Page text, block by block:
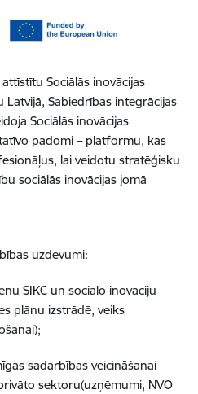
Sociālās inovācijas
Sabiedrības integrācijas
Sociālās inovācijas
padomi – platformu, kas
lai veidotu stratēģisku
sociālās inovācijas jomā
uzdevumi:
SIKC un sociālo inovāciju
plānu izstrādē, veiks
sadarbības veicināšanai
sektoru(uzņēmumi, NVO